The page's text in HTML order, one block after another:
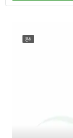
بيع